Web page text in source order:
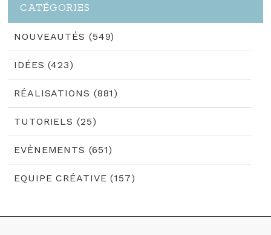
CATÉGORIES
NOUVEAUTÉS (549)
IDÉES (423)
RÉALISATIONS (881)
TUTORIELS (25)
EVÈNEMENTS (651)
EQUIPE CRÉATIVE (157)